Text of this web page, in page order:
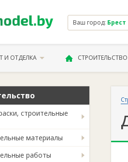
Ваш город: Брест
И ОТДЕЛКА СТРОИТЕЛЬСТВО
строительные
материалы
работы